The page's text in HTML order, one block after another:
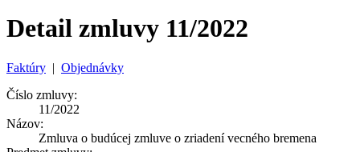
Detail zmluvy 11/2022
Faktúry | Objednávky
Číslo zmluvy:
11/2022
Názov:
Zmluva o budúcej zmluve o zriadení vecného bremena